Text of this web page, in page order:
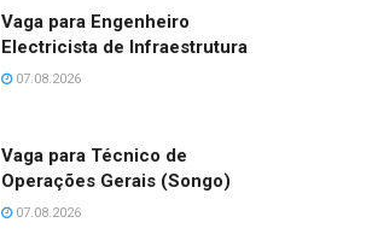
Vaga para Engenheiro
Electricista de Infraestrutura
07.08.2026
Vaga para Técnico de
Operações Gerais (Songo)
07.08.2026